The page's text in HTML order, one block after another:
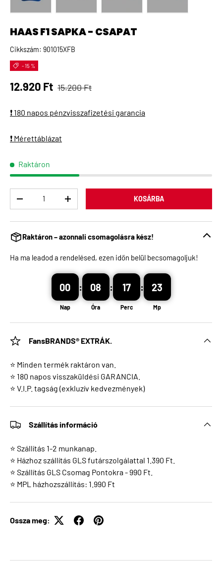
HAAS F1 SAPKA - CSAPAT
Cikkszám: 901015XFB
- 15 %
Eladási ár
12.920 Ft Normál ár
15.200 Ft
❗ 180 napos pénzvisszafizetési garancia
❗ Mérettáblázat
Raktáron
KOSÁRBA
Raktáron – azonnali csomagolásra kész!
Ha ma leadod a rendelésed, ezen időn belül becsomagoljuk!
00
Nap
: 08
Óra
: 17
Perc
: 22
Mp
FansBRANDS® EXTRÁK.
⭐ Minden termék raktáron van.
⭐ 180 napos visszaküldési GARANCIA.
⭐ V.I.P. tagság (exkluzív kedvezmények)
Szállítás információ
⭐ Szállítás 1-2 munkanap.
⭐ Házhoz szállítás GLS futárszolgálattal 1.390 Ft.
⭐ Szállítás GLS Csomag Pontokra - 990 Ft.
⭐ MPL házhozszállítás: 1.990 Ft
Ossza meg: